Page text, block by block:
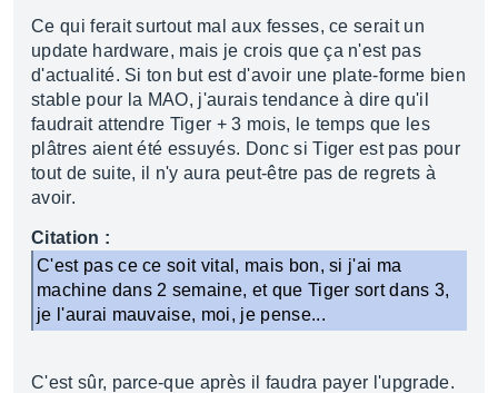
Ce qui ferait surtout mal aux fesses, ce serait un
update hardware, mais je crois que ça n'est pas
d'actualité. Si ton but est d'avoir une plate-forme bien
stable pour la MAO, j'aurais tendance à dire qu'il
faudrait attendre Tiger + 3 mois, le temps que les
plâtres aient été essuyés. Donc si Tiger est pas pour
tout de suite, il n'y aura peut-être pas de regrets à
avoir.
Citation :
C'est pas ce ce soit vital, mais bon, si j'ai ma
machine dans 2 semaine, et que Tiger sort dans 3,
je l'aurai mauvaise, moi, je pense...
C'est sûr, parce-que après il faudra payer l'upgrade.